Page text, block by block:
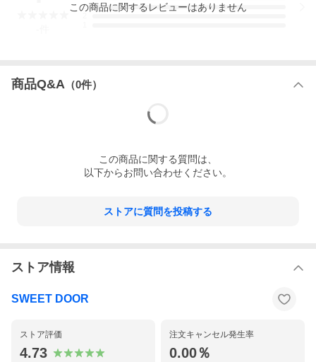
3
この商品に関するレビューはありません
商品Q&A （0件）
この商品に関する質問は、
以下からお問い合わせください。
ストアに質問を投稿する
ストア情報
SWEET DOOR
ストア評価
4.73
注文キャンセル発生率
0.00％